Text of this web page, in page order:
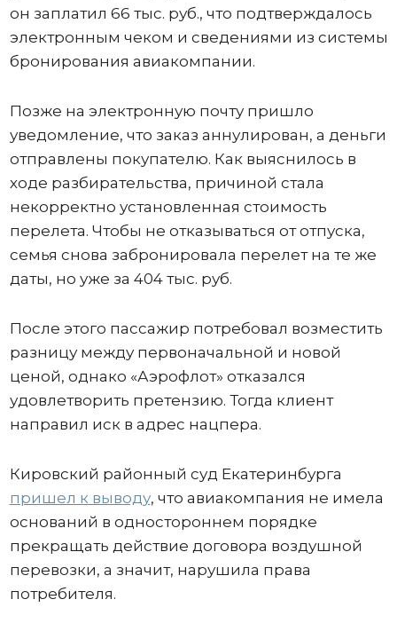
он заплатил 66 тыс. руб., что подтверждалось
электронным чеком и сведениями из системы
бронирования авиакомпании.
Позже на электронную почту пришло
уведомление, что заказ аннулирован, а деньги
отправлены покупателю. Как выяснилось в
ходе разбирательства, причиной стала
некорректно установленная стоимость
перелета. Чтобы не отказываться от отпуска,
семья снова забронировала перелет на те же
даты, но уже за 404 тыс. руб.
После этого пассажир потребовал возместить
разницу между первоначальной и новой
ценой, однако «Аэрофлот» отказался
удовлетворить претензию. Тогда клиент
направил иск в адрес нацпера.
Кировский районный суд Екатеринбурга
пришел к выводу, что авиакомпания не имела
оснований в одностороннем порядке
прекращать действие договора воздушной
перевозки, а значит, нарушила права
потребителя.